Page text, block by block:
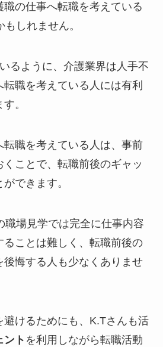
の仕事へ転職を考えている
しれません。
るように、介護業界は人手不
職を考えている人には有利
。
職を考えている人は、事前
ことで、転職前後のギャッ
できます。
職場見学では完全に仕事内容
ことは難しく、転職前後の
後悔する人も少なくありませ
避けるためにも、K.Tさんも活
ント を利用しながら転職活動